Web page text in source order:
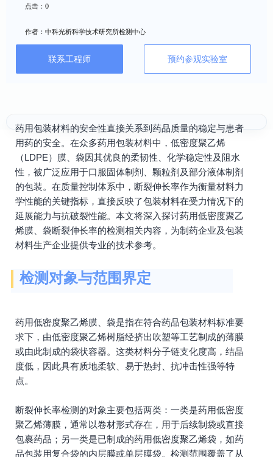
点击：0
作者：中科光析科学技术研究所检测中心
联系工程师 预约参观实验室
药用包装材料的安全性直接关系到药品质量的稳定与患者
用药的安全。在众多药用包装材料中，低密度聚乙烯
（LDPE）膜、袋因其优良的柔韧性、化学稳定性及阻水
性，被广泛应用于口服固体制剂、颗粒剂及部分液体制剂
的包装。在质量控制体系中，断裂伸长率作为衡量材料力
学性能的关键指标，直接反映了包装材料在受力情况下的
延展能力与抗破裂性能。本文将深入探讨药用低密度聚乙
烯膜、袋断裂伸长率的检测相关内容，为制药企业及包装
材料生产企业提供专业的技术参考。
检测对象与范围界定
药用低密度聚乙烯膜、袋是指在符合药品包装材料标准要
求下，由低密度聚乙烯树脂经挤出吹塑等工艺制成的薄膜
或由此制成的袋状容器。这类材料分子链支化度高，结晶
度低，因此具有质地柔软、易于热封、抗冲击性强等特
点。
断裂伸长率检测的对象主要包括两类：一类是药用低密度
聚乙烯薄膜，通常以卷材形式存在，用于后续制袋或直接
包裹药品；另一类是已制成的药用低密度聚乙烯袋，如药
品包装用复合袋的内层膜或单层膜袋。检测范围覆盖了从